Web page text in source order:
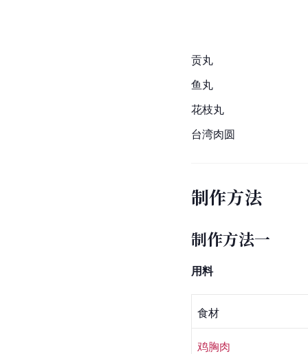
贡丸
鱼丸
花枝丸
台湾肉圆
制作方法
制作方法一
用料
食材
鸡胸肉